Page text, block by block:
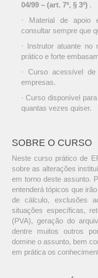
04/99 – (art. 7º, § 3º) .
· Material de apoio
consultar sempre que
· Instrutor atuante no
prático e forte
· Curso acessível
empresas.
· Curso disponível
quantas vezes quiser.
SOBRE O CURSO
Neste curso prático de
sobre as alterações
em torno deste assunto.
entenderá tópicos que
de cálculo, exclusões
situações específicas,
(PVA), geração do
dentre muitos outros
domine o assunto, bem
em prática os